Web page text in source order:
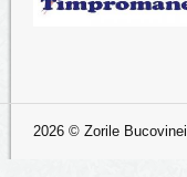
2026 © Zorile Bucovinei